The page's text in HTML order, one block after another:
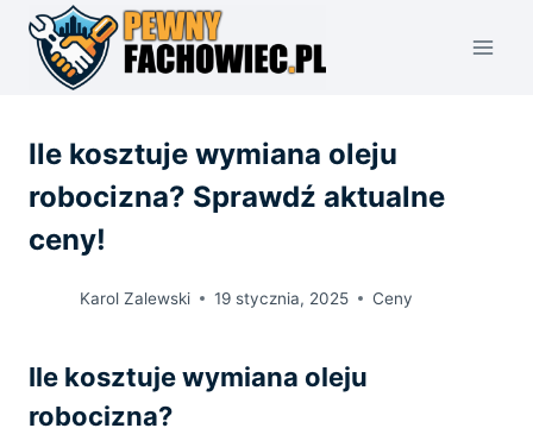
Przejdź
treści
Ile kosztuje wymiana oleju
robocizna? Sprawdź aktualne
ceny!
Karol Zalewski 19 stycznia, 2025 Ceny
Ile kosztuje wymiana oleju
robocizna?